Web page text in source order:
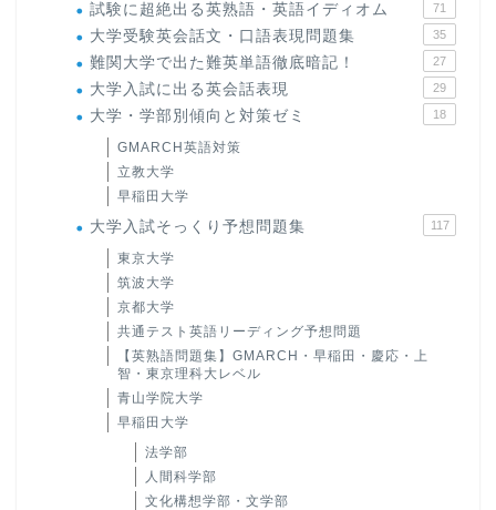
試験に超絶出る英熟語・英語イディオム 71
大学受験英会話文・口語表現問題集 35
難関大学で出た難英単語徹底暗記！ 27
大学入試に出る英会話表現 29
大学・学部別傾向と対策ゼミ 18
GMARCH英語対策
立教大学
早稲田大学
大学入試そっくり予想問題集 117
東京大学
筑波大学
京都大学
共通テスト英語リーディング予想問題
【英熟語問題集】GMARCH・早稲田・慶応・上
智・東京理科大レベル
青山学院大学
早稲田大学
法学部
人間科学部
文化構想学部・文学部